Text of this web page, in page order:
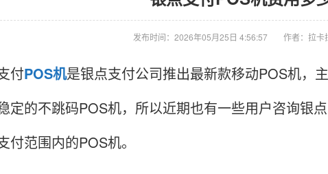
发布时间：2026年05月25日 4:56:57 作者：拉卡
付POS机是银点支付公司推出最新款移动POS机，
定的不跳码POS机，所以近期也有一些用户咨询银
付范围内的POS机。